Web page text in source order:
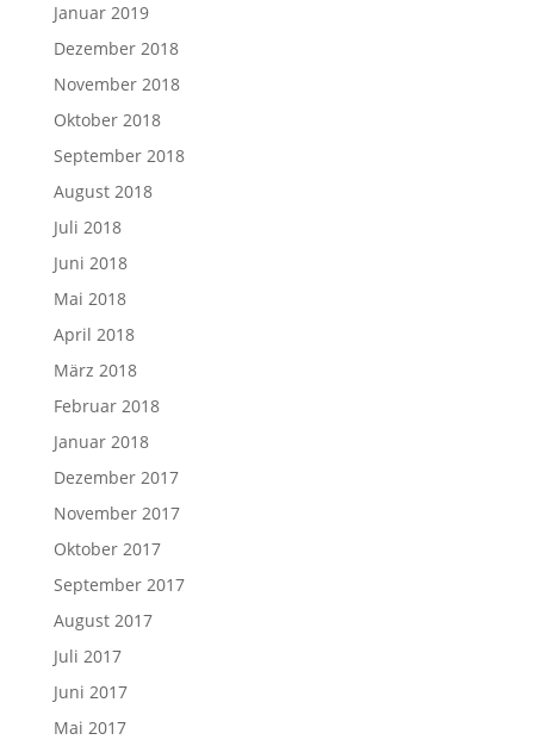
Januar 2019
Dezember 2018
November 2018
Oktober 2018
September 2018
August 2018
Juli 2018
Juni 2018
Mai 2018
April 2018
März 2018
Februar 2018
Januar 2018
Dezember 2017
November 2017
Oktober 2017
September 2017
August 2017
Juli 2017
Juni 2017
Mai 2017